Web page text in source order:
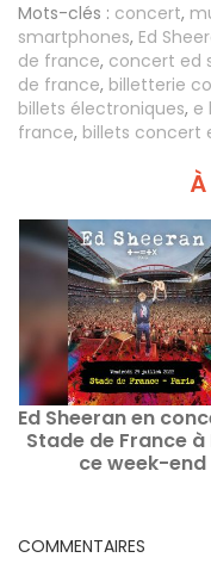
Mots-clés : concert,
smartphones, Ed
de france, concert ed
de france, billetterie
billets électroniques, e
france, billets concert
À
Ed Sheeran en
Stade de France à
ce week-end
COMMENTAIRES